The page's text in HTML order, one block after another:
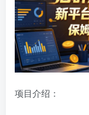
项目介绍：